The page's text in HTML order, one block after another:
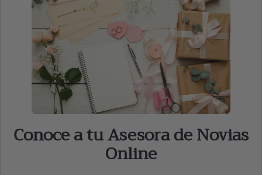
Conoce a tu Asesora de Novias
Online